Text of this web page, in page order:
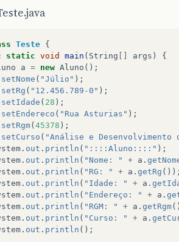
Teste {
static void main ( String args )
{
a = new Aluno ();
setNome ( "Júlio" );
setRg ( "12.456.789-0" );
setIdade ( 28 );
setEndereco ( "Rua Asturias" );
setRgm( 45378 );
setCurso ( "Análise e Desenvolvimento
. out . println ( "::::Aluno::::" );
. out . println ( "Nome: " + a .
. out . println ( "RG: " + a . getRg
. out . println ( "Idade: " + a .
. out . println ( "Endereço: " + a .
. out . println ( "RGM: " + a . getRgm
. out . println ( "Curso: " + a .
. out . println ();